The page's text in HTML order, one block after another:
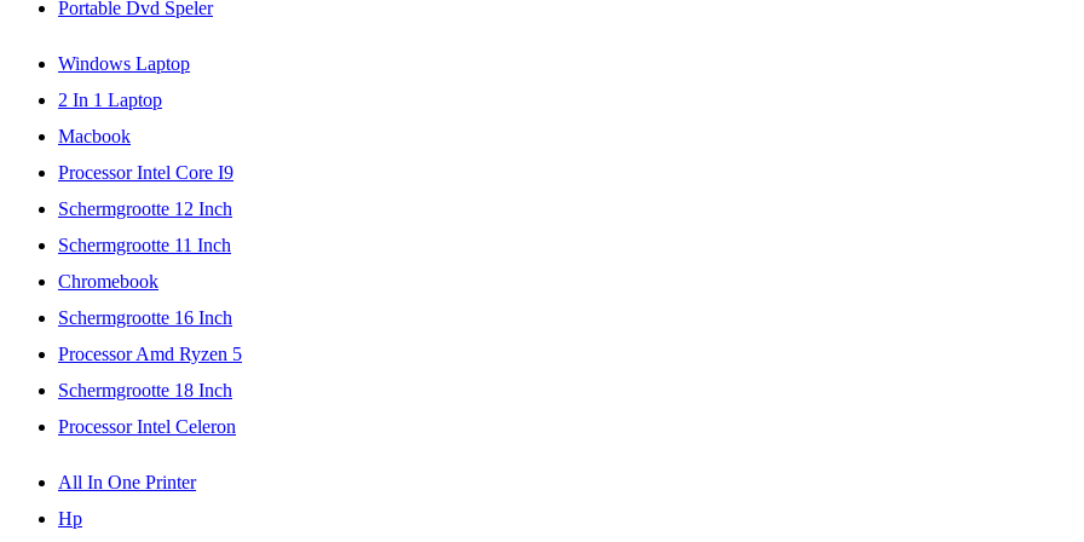
Portable Dvd Speler
Windows Laptop
2 In 1 Laptop
Macbook
Processor Intel Core I9
Schermgrootte 12 Inch
Schermgrootte 11 Inch
Chromebook
Schermgrootte 16 Inch
Processor Amd Ryzen 5
Schermgrootte 18 Inch
Processor Intel Celeron
All In One Printer
Hp